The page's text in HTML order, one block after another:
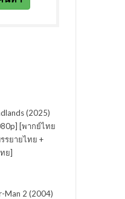
(2025)
[พากย์ไทย
รยายไทย +
ย]
Man 2 (2004)